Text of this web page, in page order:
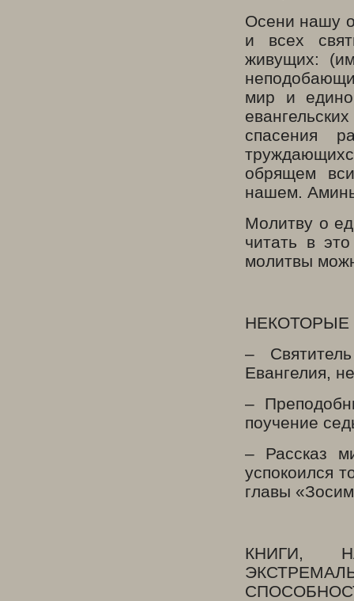
Осени нашу
и всех
живущих:
мир и
спасения
обрящем
нашем.
Молитву о
читать в
молитвы
–
Евангелия,
–
поучение
– Рассказ
успокоился
главы
КНИГИ,